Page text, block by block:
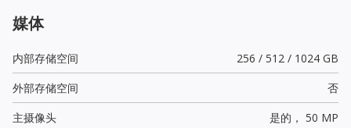
媒体
内部存储空间
256 / 512 / 1024 GB
外部存储空间
否
主摄像头
是的， 50 MP